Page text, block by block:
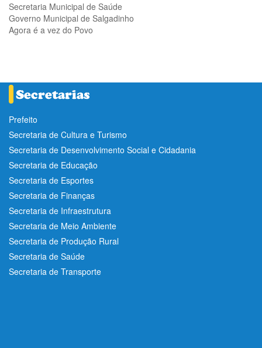
Secretaria Municipal de Saúde
Governo Municipal de Salgadinho
Agora é a vez do Povo
Prefeito
Secretaria de Cultura e Turismo
Secretaria de Desenvolvimento Social e Cidadania
Secretaria de Educação
Secretaria de Esportes
Secretaria de Finanças
Secretaria de Infraestrutura
Secretaria de Meio Ambiente
Secretaria de Produção Rural
Secretaria de Saúde
Secretaria de Transporte